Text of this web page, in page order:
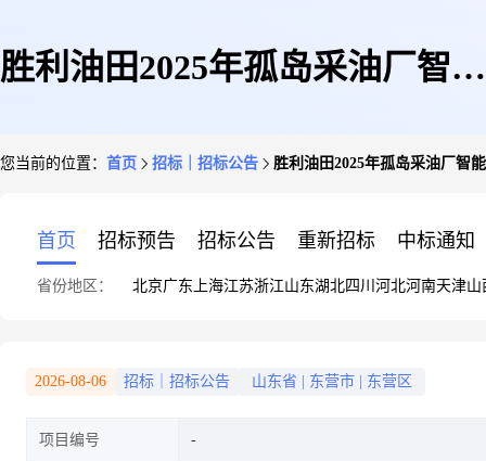
胜利油田2025年孤岛采油厂智能
您当前的位置： 首页 招标｜招标公告 胜利油田2025年孤岛采油厂智
首页 招标预告 招标公告 重新招标 中标通知
省份地区： 北京广东 上海江苏浙江山东湖北四川 河北河南天津山
2026-08-06 招标｜招标公告 山东省 东营市 东营区
项目编号